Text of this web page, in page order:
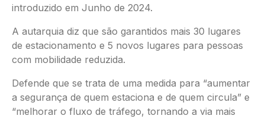
introduzido em Junho de 2024.
A autarquia diz que são garantidos mais 30 lugares
de estacionamento e 5 novos lugares para pessoas
com mobilidade reduzida.
Defende que se trata de uma medida para “aumentar
a segurança de quem estaciona e de quem circula” e
“melhorar o fluxo de tráfego, tornando a via mais